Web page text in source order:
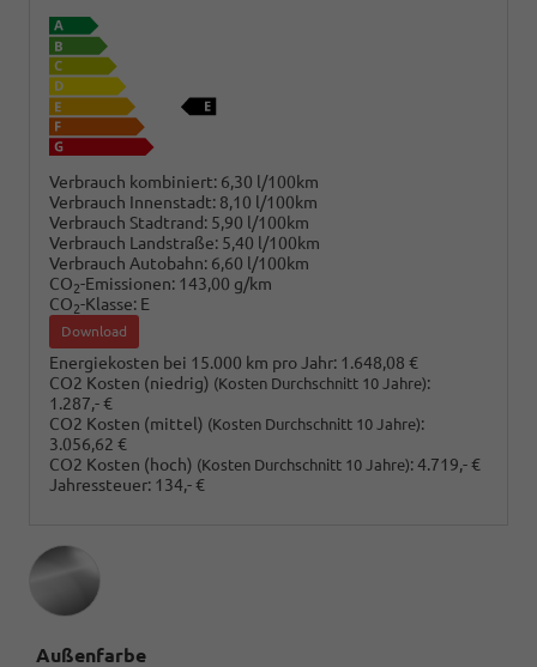
Verbrauch kombiniert: 6,30 l/100km
Verbrauch Innenstadt: 8,10 l/100km
Verbrauch Stadtrand: 5,90 l/100km
Verbrauch Landstraße: 5,40 l/100km
Verbrauch Autobahn: 6,60 l/100km
CO2-Emissionen: 143,00 g/km
CO2-Klasse: E
Download
Energiekosten bei 15.000 km pro Jahr: 1.648,08 €
CO2 Kosten (niedrig) (Kosten Durchschnitt 10 Jahre):
1.287,- €
CO2 Kosten (mittel) (Kosten Durchschnitt 10 Jahre):
3.056,62 €
CO2 Kosten (hoch) (Kosten Durchschnitt 10 Jahre):4.719,- €
Jahressteuer: 134,- €
Außenfarbe